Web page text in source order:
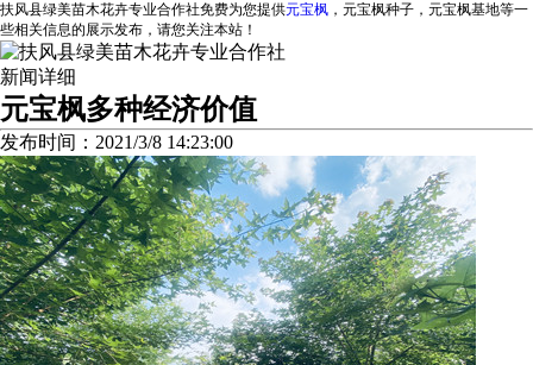
扶风县绿美苗木花卉专业合作社免费为您提供元宝枫 ，元宝枫种子，元宝枫基地等一
些相关信息的展示发布，请您关注本站！
新闻详细
元宝枫多种经济价值
发布时间：2021/3/8 14:23:00